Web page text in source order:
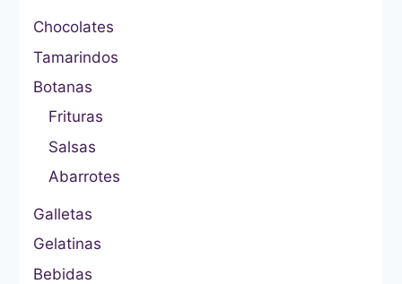
Chocolates
Tamarindos
Botanas
Frituras
Salsas
Abarrotes
Galletas
Gelatinas
Bebidas